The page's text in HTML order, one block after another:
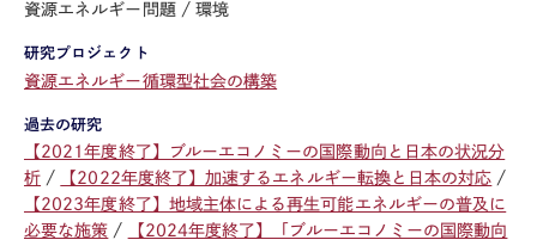
資源エネルギー問題 環境
研究プロジェクト
資源エネルギー循環型社会の構築
過去の研究
【2021年度終了】ブルーエコノミーの国際動向と日本の状況分
析
【2022年度終了】加速するエネルギー転換と日本の対応
【2023年度終了】地域主体による再生可能エネルギーの普及に
必要な施策
【2024年度終了】「ブルーエコノミーの国際動向